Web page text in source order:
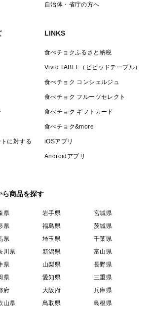
自治体・省庁の方へ
に対する
LINKS
食べチョクふるさと納税
Vivid TABLE（ビビッドテーブル）
食べチョク コンシェルジュ
食べチョク フルーツセレクト
食べチョク ギフトカード
食べチョク&more
iOSアプリ
Androidアプリ
ら商品を探す
県 岩手県
宮城県
県 福島県
茨城県
県 埼玉県
千葉県
川県 新潟県
富山県
県 山梨県
長野県
県 愛知県
三重県
府 大阪府
兵庫県
山県 鳥取県 島根県